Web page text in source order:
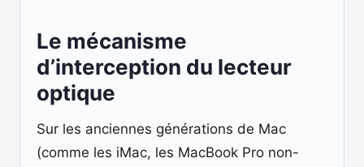
Le mécanisme
d’interception du lecteur
optique
Sur les anciennes générations de Mac
(comme les iMac, les MacBook Pro non-